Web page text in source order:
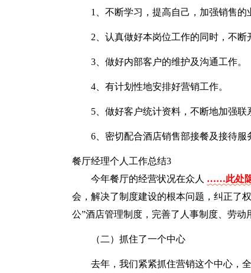
1、不断学习，提高自己，加强销售的
2、认真做好本岗位工作的同时，不断
3、做好内部客户的维护及沟通工作。
4、有计划性地安排好营销工作。
5、做好客户统计资料，不断地加强联
6、密切配合酒店销售部接餐及接待服
餐厅经理个人工作总结3
今年餐厅的经营状况在众人 ……此处
会，解决了制度建设的根本问题，纠正了
公”酒店管理制度，完善了人事制度、劳动
（二）抓住了一个中心
去年，我们紧紧抓住营销这个中心，